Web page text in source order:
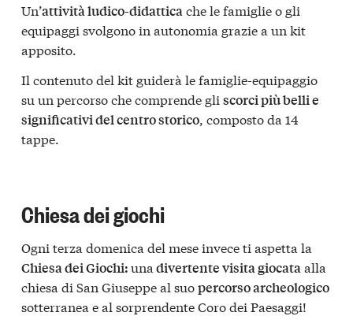
Un’attività ludico-didatticache le famiglie o gli
equipaggi svolgono in autonomia grazie a un kit
apposito.
Il contenuto del kit guiderà le famiglie-equipaggio
su un percorso che comprende gli scorci più belli e
significativi del centro storico, composto da 14
tappe.
Chiesa dei giochi
Ogni terza domenica del mese invece ti aspetta la
Chiesa dei Giochi:una divertente visita giocataalla
chiesa di San Giuseppe al suopercorso archeologico
sotterranea e al sorprendente Coro dei Paesaggi!